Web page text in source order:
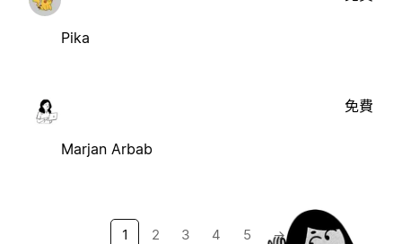
Pika
Marjan Arbab
免費
1 2 3 4 5 →